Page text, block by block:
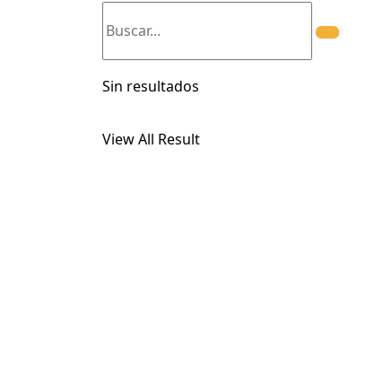
Sin resultados
View All Result